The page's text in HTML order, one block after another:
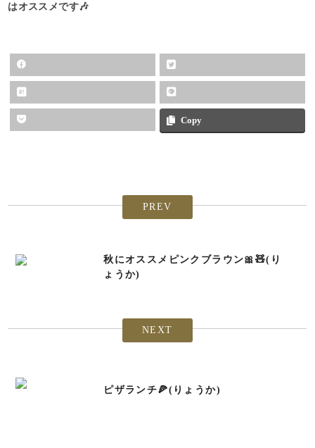
はオススメです🎶
Copy
PREV
秋にオススメピンクブラウン🎀🧸(り
ょうか)
NEXT
ピザランチ🍕(りょうか)